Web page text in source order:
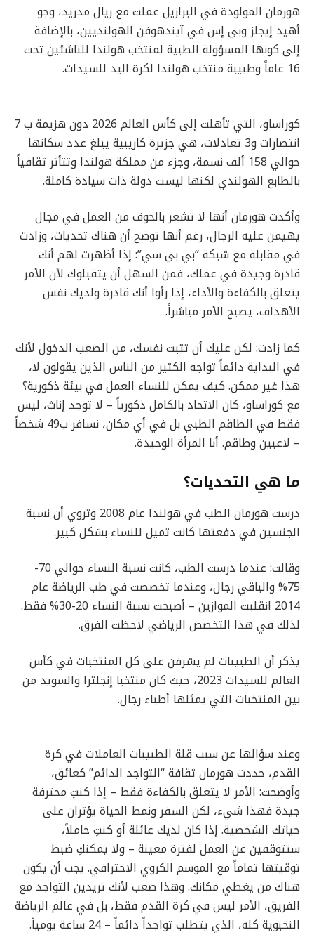
هورمان المولودة في البرازيل عملت مع ريال مدريد، وجو
أهيد إيجلز وبي إس في آيندهوفن الهولنديين، بالإضافة
إلى كونها المسؤولة الطبية لمنتخب هولندا للناشئين تحت
16 عاماً وطبيبة منتخب هولندا لكرة اليد للسيدات.
كوراساو، التي تأهلت إلى كأس العالم 2026 دون هزيمة ب 7
انتصارات و3 تعادلات، هي جزيرة كاريبية يبلغ عدد سكانها
حوالي 158 ألف نسمة، وجزء من مملكة هولندا وتتأثر ثقافياً
بالطابع الهولندي لكنها ليست دولة ذات سيادة كاملة.
وأكدت هورمان أنها لا تشعر بالخوف من العمل في مجال
يهيمن عليه الرجال، رغم أنها توضح أن هناك تحديات، وزادت
في مقابلة مع شبكة “بي بي سي”: إذا أظهرت لهم أنك
قادرة وجيدة في عملك، فمن السهل أن يتقبلوك لأن الأمر
يتعلق بالكفاءة والأداء، إذا رأوا أنك قادرة ولديك نفس
الأهداف، يصبح الأمر مباشراً.
كما زادت: لكن عليك أن تثبت نفسك، من الصعب الدخول لأنك
في البداية دائماً تواجه الكثير من الناس الذين يقولون لا،
هذا غير ممكن. كيف يمكن للنساء العمل في بيئة ذكورية؟
مع كوراساو، كان الاتحاد بالكامل ذكورياً – لا توجد إناث، ليس
فقط في الطاقم الطبي بل في أي مكان، نسافر ب49 شخصاً
– لاعبين وطاقم. أنا المرأة الوحيدة.
ما هي التحديات؟
درست هورمان الطب في هولندا عام 2008 وتروي أن نسبة
الجنسين في دفعتها كانت تميل للنساء بشكل كبير.
وقالت: عندما درست الطب، كانت نسبة النساء حوالي 70-
75% والباقي رجال، وعندما تخصصت في طب الرياضة عام
2014 انقلبت الموازين – أصبحت نسبة النساء 20-30% فقط.
لذلك في هذا التخصص الرياضي لاحظت الفرق.
يذكر أن الطبيبات لم يشرفن على كل المنتخبات في كأس
العالم للسيدات 2023، حيث كان منتخبا إنجلترا والسويد من
بين المنتخبات التي يمثلها أطباء رجال.
وعند سؤالها عن سبب قلة الطبيبات العاملات في كرة
القدم، حددت هورمان ثقافة “التواجد الدائم” كعائق،
وأوضحت: الأمر لا يتعلق بالكفاءة فقط – إذا كنتِ محترفة
جيدة فهذا شيء، لكن السفر ونمط الحياة يؤثران على
حياتك الشخصية. إذا كان لديك عائلة أو كنتِ حاملاً،
ستتوقفين عن العمل لفترة معينة – ولا يمكنكِ ضبط
توقيتها تماماً مع الموسم الكروي الاحترافي. يجب أن يكون
هناك من يغطي مكانك. وهذا صعب لأنك تريدين التواجد مع
الفريق، الأمر ليس في كرة القدم فقط، بل في عالم الرياضة
النخبوية كله، الذي يتطلب تواجداً دائماً – 24 ساعة يومياً.